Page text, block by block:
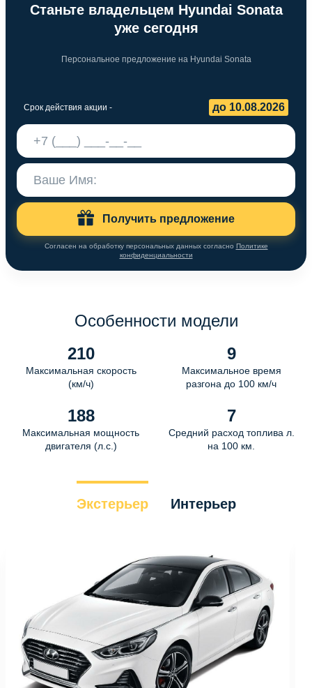
Станьте владельцем Hyundai Sonata
уже сегодня
Персональное предложение на Hyundai Sonata
Срок действия акции - до 10.08.2026
Получить предложение
Согласен на обработку персональных данных согласно Политике
конфиденциальности
Особенности модели
210
Максимальная скорость
(км/ч)
9
Максимальное время
разгона до 100 км/ч
188
Максимальная мощность
двигателя (л.с.)
7
Средний расход топлива л.
на 100 км.
Экстерьер Интерьер